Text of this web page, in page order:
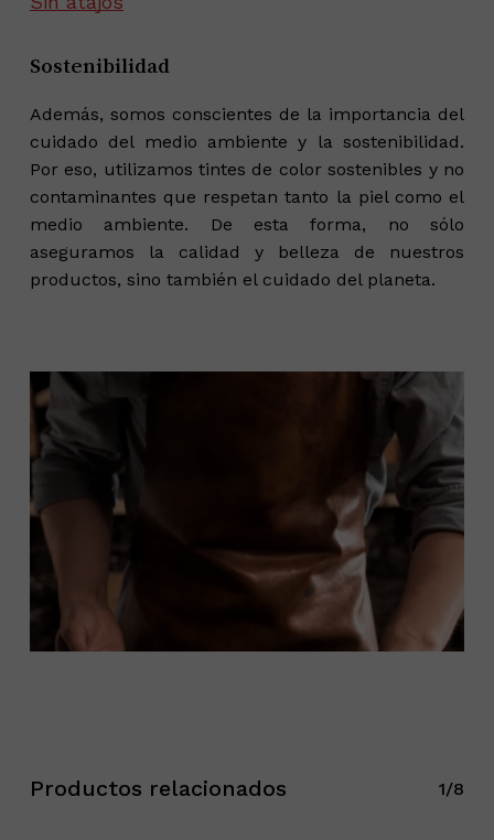
Sostenibilidad
Además, somos conscientes de la importancia del
cuidado del medio ambiente y la sostenibilidad.
Por eso, utilizamos tintes de color sostenibles y no
contaminantes que respetan tanto la piel como el
medio ambiente. De esta forma, no sólo
aseguramos la calidad y belleza de nuestros
productos, sino también el cuidado del planeta.
Productos relacionados 1/8